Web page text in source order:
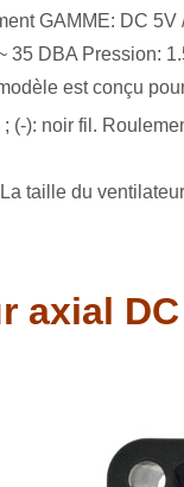
GAMME: DC
35 DBA Pression:
est conçu
; (-): noir fil.
taille du
axial